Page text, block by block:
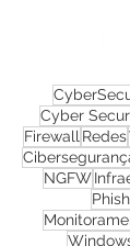
Cyber
FirewallRedes
NGFW